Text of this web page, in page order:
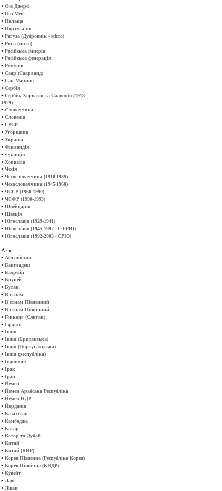
• О-в Джерсі
• О-в Мен
• Польща
• Португалія
• Рагуза (Дубровнік - місто)
• Рига (місто)
• Російська імперія
• Російська федерація
• Румунія
• Саар (Саарланд)
• Сан-Марино
• Сербія
• Сербія, Хорватія та Славонія (1918-
1929)
• Словаччина
• Словенія
• СРСР
• Угорщина
• Україна
• Фінляндія
• Франція
• Хорватія
• Чехія
• Чехословаччина (1918-1939)
• Чехословаччина (1945-1960)
• ЧССР (1960-1990)
• ЧСФР (1990-1993)
• Швейцарія
• Швеція
• Югославія (1929-1941)
• Югославія (1945-1992 - СФРЮ)
• Югославія (1992-2003 - СРЮ)
Азія
• Афганістан
• Бангладеш
• Бахрейн
• Бруней
• Бутан
• В'єтнам
• В'єтнам Південний
• В'єтнам Північний
• Гонконг (Сянган)
• Ізраїль
• Індія
• Індія (Британська)
• Індія (Португальська)
• Індія (республіка)
• Індонезія
• Ірак
• Іран
• Йемен
• Йемен Арабська Республіка
• Йемен НДР
• Йорданія
• Казахстан
• Камбоджа
• Катар
• Катар та Дубай
• Китай
• Китай (КНР)
• Корея Південна (Республіка Корея)
• Корея Північна (КНДР)
• Кувейт
• Лаос
• Ліван